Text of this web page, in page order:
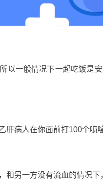
以一般情况下一起吃饭是
肝病人在你面前打100个喷
和另一方没有流血的情况